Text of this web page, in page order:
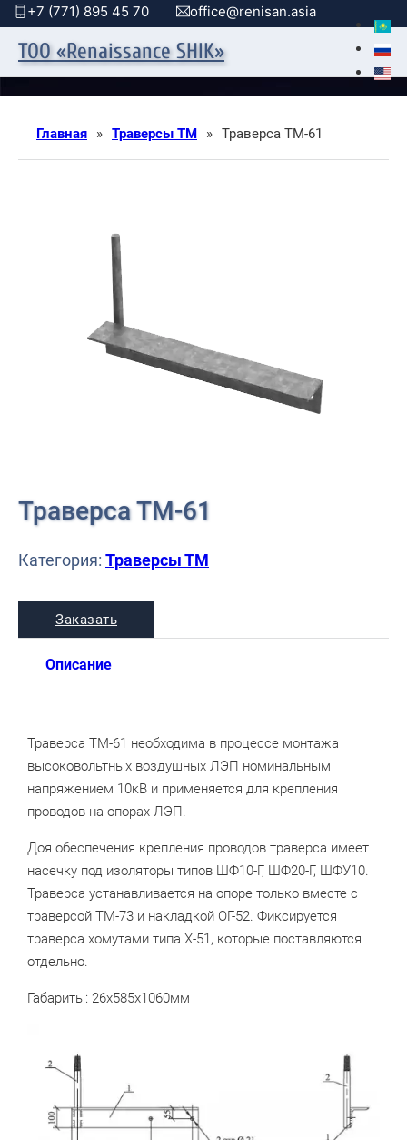
+7 (771) 895 45 70 office@renisan.asia
ТОО «Renaissance SHIK»
Главная » Траверсы ТМ » Траверса ТМ-61
Траверса ТМ-61
Категория: Траверсы ТМ
Заказать
Описание
Траверса ТМ-61 необходима в процессе монтажа
высоковольтных воздушных ЛЭП номинальным
напряжением 10кВ и применяется для крепления
проводов на опорах ЛЭП.
Доя обеспечения крепления проводов траверса имеет
насечку под изоляторы типов ШФ10-Г, ШФ20-Г, ШФУ10.
Траверса устанавливается на опоре только вместе с
траверсой ТМ-73 и накладкой ОГ-52. Фикcируется
траверса хомутами типа Х-51, которые поставляются
отдельно.
Габариты: 26х585х1060мм